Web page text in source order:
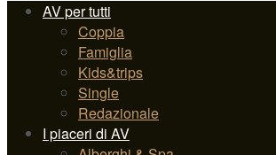
AV per tutti
Coppia
Famiglia
Kids&trips
Single
Redazionale
I piaceri di AV